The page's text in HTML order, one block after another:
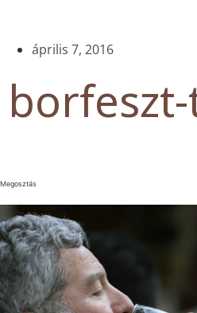
április 7, 2016
Megosztás